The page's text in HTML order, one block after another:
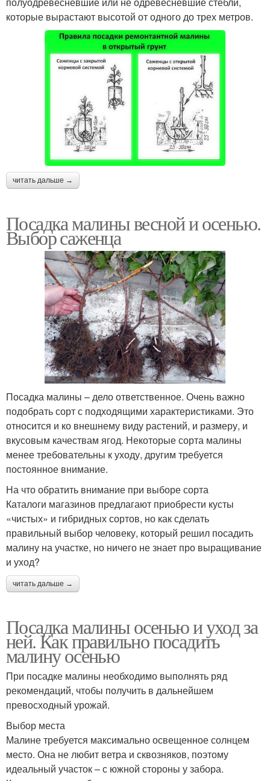
которые вырастают высотой от одного до трех метров.
читать дальше →
Посадка малины весной и осенью.
Выбор саженца
Посадка малины – дело ответственное. Очень важно
подобрать сорт с подходящими характеристиками. Это
относится и ко внешнему виду растений, и размеру, и
вкусовым качествам ягод. Некоторые сорта малины
менее требовательны к уходу, другим требуется
постоянное внимание.
На что обратить внимание при выборе сорта
Каталоги магазинов предлагают приобрести кусты
«чистых» и гибридных сортов, но как сделать
правильный выбор человеку, который решил посадить
малину на участке, но ничего не знает про выращивание
и уход?
читать дальше →
Посадка малины осенью и уход за
ней. Как правильно посадить
малину осенью
При посадке малины необходимо выполнять ряд
рекомендаций, чтобы получить в дальнейшем
превосходный урожай.
Выбор места
Малине требуется максимально освещенное солнцем
место. Она не любит ветра и сквозняков, поэтому
идеальный участок – с южной стороны у забора.